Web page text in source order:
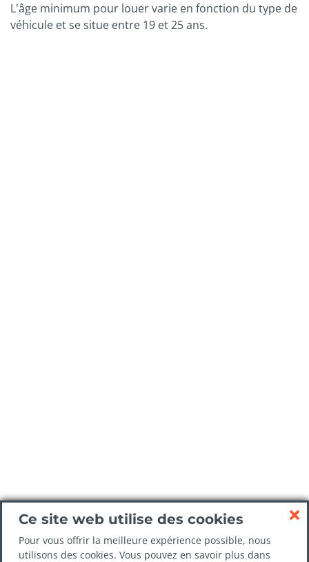
L'âge minimum pour louer varie en fonction du type de
véhicule et se situe entre 19 et 25 ans.
Ce site web utilise des cookies
Pour vous offrir la meilleure expérience possible, nous
utilisons des cookies. Vous pouvez en savoir plus dans